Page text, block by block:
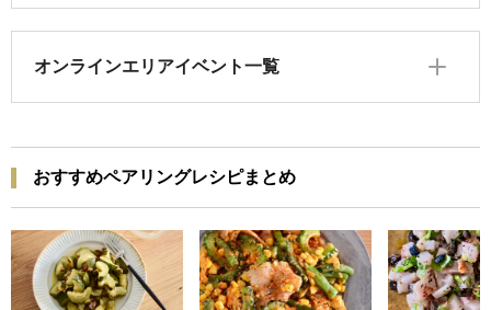
オンラインエリアイベント一覧
おすすめペアリングレシピまとめ